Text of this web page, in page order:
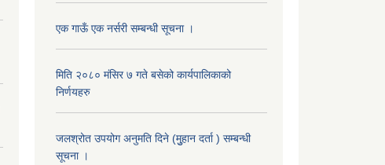
एक गाऊँ एक नर्सरी सम्बन्धी सूचना ।
मिति २०८० मंसिर ७ गते बसेको कार्यपालिकाको
निर्णयहरु
जलश्रोत उपयोग अनुमति दिने (मुुहान दर्ता ) सम्बन्धी
सूचना ।